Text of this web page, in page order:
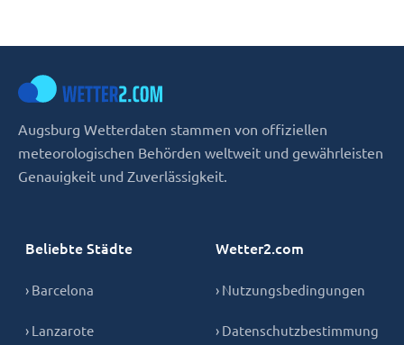
Augsburg Wetterdaten stammen von offiziellen
meteorologischen Behörden weltweit und gewährleisten
Genauigkeit und Zuverlässigkeit.
Beliebte Städte
› Barcelona
› Lanzarote
Wetter2.com
› Nutzungsbedingungen
› Datenschutzbestimmung